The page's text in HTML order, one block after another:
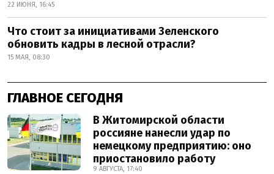
22 ИЮНЯ, 16:45
Что стоит за инициативами Зеленского
обновить кадры в лесной отрасли?
15 МАЯ, 08:30
ГЛАВНОЕ СЕГОДНЯ
В Житомирской области
россияне нанесли удар по
немецкому предприятию: оно
приостановило работу
9 АВГУСТА, 17:40